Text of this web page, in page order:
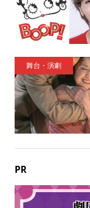
舞台・演劇
PR